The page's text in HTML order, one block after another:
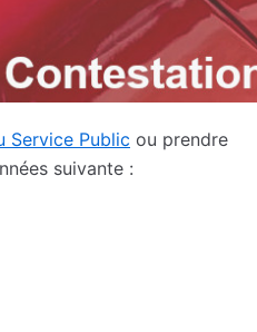
Service Public ou prendre
suivante :